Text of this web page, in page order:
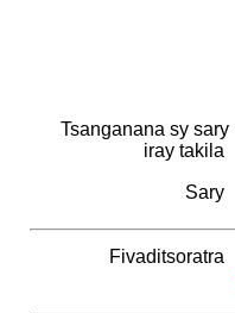
Tsanganana sy sary
iray takila
Sary
Fivaditsoratra